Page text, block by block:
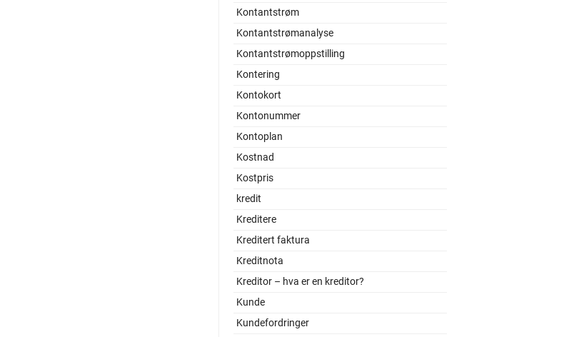
Kontantstrøm
Kontantstrømanalyse
Kontantstrømoppstilling
Kontering
Kontokort
Kontonummer
Kontoplan
Kostnad
Kostpris
kredit
Kreditere
Kreditert faktura
Kreditnota
Kreditor – hva er en kreditor?
Kunde
Kundefordringer